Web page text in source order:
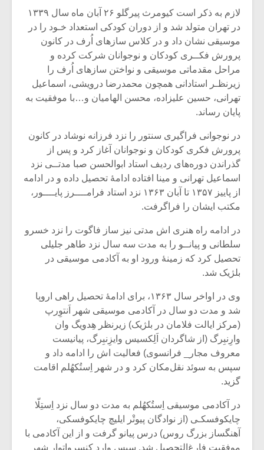
لازم به ذکر است کیومرث پیرگلو ۲۶ آبان ماه سال ۱۳۳۹
در تهران متولد شد و از دوران کودکی استعداد خـود را در
موسیقی نشان داد و در کلاس سازهای اُرف در کانون
پرورش فکــری کودکان و نوجوانان شرکت کرده و
مراحل مقدماتی موسیقی و نواختن سازهای اُرف را
زیرنظـر استادانی همچون محمدرضا درویشی، اسماعیل
تهرانی، حسین علیزاده، محسن الهامیان و…با موفقیت به
پایان رساند.
در نوجوانی فراگیری سنتور را نزد فرزانه نوشاد در کانون
پرورش فکری کودکان و نوجوانان آغاز کرد و پس از
گذراندن دوره‌های ردیف استاد ابوالحسن صبا مدتــی نزد
اسماعیل تهرانی و مینا افتاده ادامۀ تحصیل داده و در ادامه
از پاییز ۱۳۵۷ تا آبان ۱۳۶۳ نزد استاد فرامــــرز پایــــور،
مکتب ایشان را فراگرفت.
در ادامه راه هنری اش مدتی نیز ساز فاگوت را نزد خسرو
سلطانی و پیانــو را به مدت سه سال نزد طاهر جلیلی
تحصیل کرد که زمینۀ ورود او به آکادمی موسیقی در
بلژیک شد.
وی در اواخر سال ۱۳۶۳، برای ادامۀ تحصیل راهی اروپا
شد و مدت دو سال در آکادمی موسیقی شهر اَنتوِرپ
(مرکز ایالت فلامان در بلژیک) زیرنظر هِدویگ وان
وارِنبِرگ (از شاگردان اَلِکسیس وایزِنبِرگ، پیانیست
معروف مجار_ فرانسوی) فعالیت اش را ادامه داد و
سپس به سوئد نقل‌مکان کرد و در شهر اِستُکهُلم اقامت
گزید.
در آکادمی موسیقی اِستُکهُلم به مدت دو سال نزد اِستِلّا
چایکوفسکـی (از نوادگان پیوتْر ایلیچ چایکوفسکی،
آهنگساز بزرگ روس) درس پیانو گرفت و از این آکادمی با
موفقیت فارغ‌التحصیل شد. سپس وارد کنسرواتوار شهر